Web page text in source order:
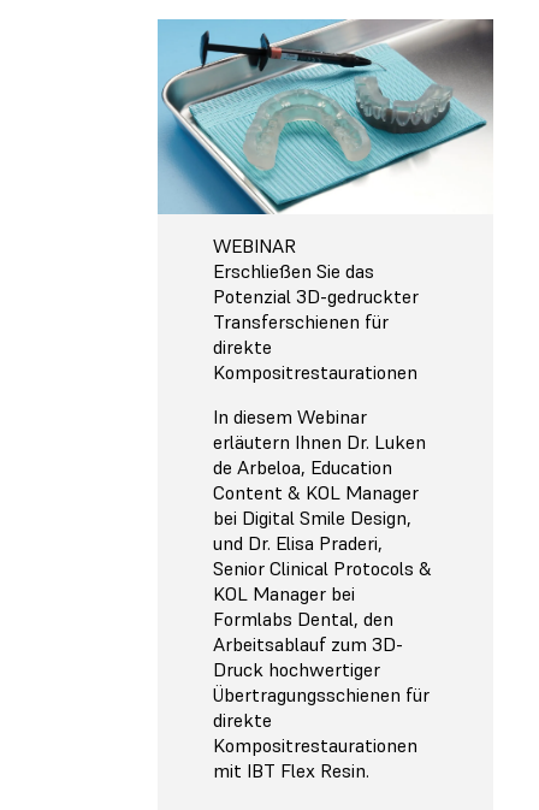
WEBINAR
Erschließen Sie das
Potenzial 3D-gedruckter
Transferschienen für
direkte
Kompositrestaurationen
In diesem Webinar
erläutern Ihnen Dr. Luken
de Arbeloa, Education
Content & KOL Manager
bei Digital Smile Design,
und Dr. Elisa Praderi,
Senior Clinical Protocols &
KOL Manager bei
Formlabs Dental, den
Arbeitsablauf zum 3D-
Druck hochwertiger
Übertragungsschienen für
direkte
Kompositrestaurationen
mit IBT Flex Resin.